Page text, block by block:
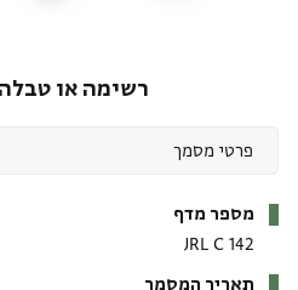
רשימה או טבלה
מספר מדף
JRL C 142
תאריך המסמך